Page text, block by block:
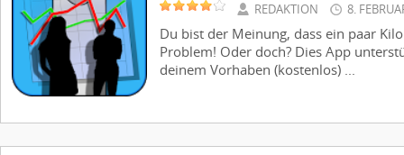
REDAKTION 8.
Du bist der Meinung, dass ein paar
Problem! Oder doch? Dies App
deinem Vorhaben (kostenlos) ...